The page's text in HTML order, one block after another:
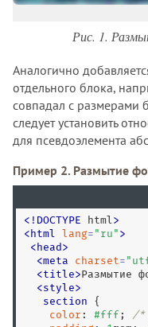
Рис. 1.
Аналогично
отдельного блока,
совпадал с размерами
следует установить
для псевдоэлемента
Пример 2. Размытие
< ! DOCTYPE html>
< html lang= " ru " >
< head >
<meta charset= "
<title>Размытие
<style>
section {
color : #fff ; /*